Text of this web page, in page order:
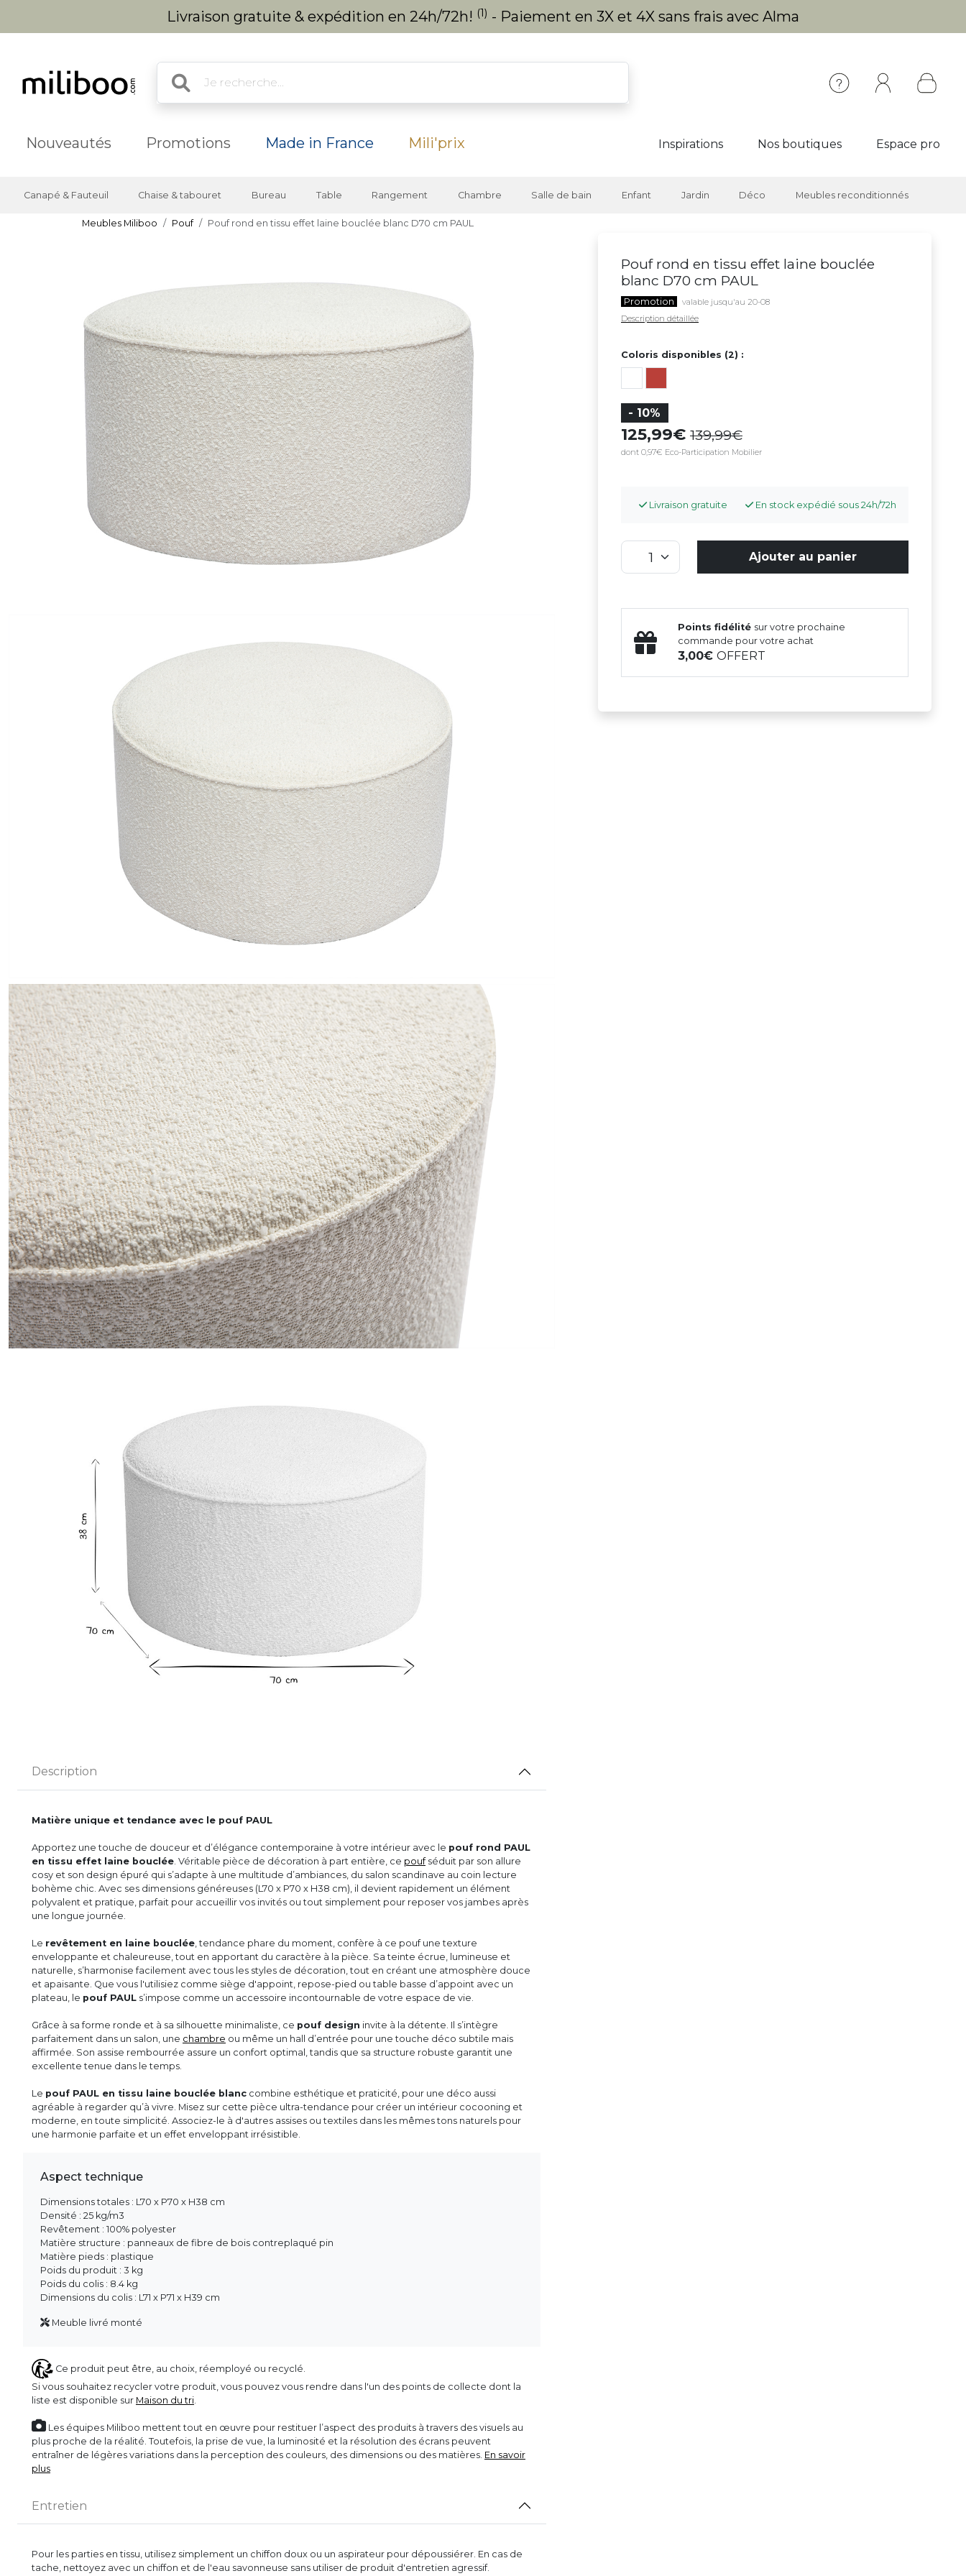
Livraison gratuite & expédition en 24h/72h! (1) - Paiement en 3X et 4X sans frais avec Alma
Nouveautés Promotions Made in France Mili'prix Inspirations Nos boutiques Espace pro
Canapé & Fauteuil Chaise & tabouret Bureau Table Rangement Chambre Salle de bain Enfant Jardin Déco Meubles reconditionnés
Meubles Miliboo Pouf Pouf rond en tissu effet laine bouclée blanc D70 cm PAUL
Pouf rond en tissu effet laine bouclée
blanc D70 cm PAUL
Promotion
valable jusqu'au 20-08
Description détaillée
Coloris disponibles (2) :
- 10%
125,99 139,99
dont 0,97€ Eco-Participation Mobilier
Livraison gratuite En stock expédié sous 24h/72h
Ajouter au panier
Points fidélité sur votre prochaine
commande pour votre achat
3,00OFFERT
Description
Matière unique et tendance avec le pouf PAUL
Apportez une touche de douceur et d’élégance contemporaine à votre intérieur avec le pouf rond PAUL
en tissu effet laine bouclée . Véritable pièce de décoration à part entière, ce poufséduit par son allure
cosy et son design épuré qui s’adapte à une multitude d’ambiances, du salon scandinave au coin lecture
bohème chic. Avec ses dimensions généreuses (L70 x P70 x H38 cm), il devient rapidement un élément
polyvalent et pratique, parfait pour accueillir vos invités ou tout simplement pour reposer vos jambes après
une longue journée.
Le revêtement en laine bouclée , tendance phare du moment, confère à ce pouf une texture
enveloppante et chaleureuse, tout en apportant du caractère à la pièce. Sa teinte écrue, lumineuse et
naturelle, s’harmonise facilement avec tous les styles de décoration, tout en créant une atmosphère douce
et apaisante. Que vous l'utilisiez comme siège d'appoint, repose-pied ou table basse d’appoint avec un
plateau, le pouf PAUL s’impose comme un accessoire incontournable de votre espace de vie.
Grâce à sa forme ronde et à sa silhouette minimaliste, ce pouf design invite à la détente. Il s’intègre
parfaitement dans un salon, une chambre ou même un hall d’entrée pour une touche déco subtile mais
affirmée. Son assise rembourrée assure un confort optimal, tandis que sa structure robuste garantit une
excellente tenue dans le temps.
Le pouf PAUL en tissu laine bouclée blanc combine esthétique et praticité, pour une déco aussi
agréable à regarder qu’à vivre. Misez sur cette pièce ultra-tendance pour créer un intérieur cocooning et
moderne, en toute simplicité. Associez-le à d'autres assises ou textiles dans les mêmes tons naturels pour
une harmonie parfaite et un effet enveloppant irrésistible.
Aspect technique
Dimensions totales : L70 x P70 x H38 cm
Densité : 25 kg/m3
Revêtement : 100% polyester
Matière structure : panneaux de fibre de bois contreplaqué pin
Matière pieds : plastique
Poids du produit : 3 kg
Poids du colis : 8.4 kg
Dimensions du colis : L71 x P71 x H39 cm
Meuble livré monté
Ce produit peut être, au choix, réemployé ou recyclé.
Si vous souhaitez recycler votre produit, vous pouvez vous rendre dans l'un des points de collecte dont la
liste est disponible sur Maison du tri.
Les équipes Miliboo mettent tout en œuvre pour restituer l’aspect des produits à travers des visuels au
plus proche de la réalité. Toutefois, la prise de vue, la luminosité et la résolution des écrans peuvent
entraîner de légères variations dans la perception des couleurs, des dimensions ou des matières. En savoir
plus
Entretien
Pour les parties en tissu, utilisez simplement un chiffon doux ou un aspirateur pour dépoussiérer. En cas de
tache, nettoyez avec un chiffon et de l'eau savonneuse sans utiliser de produit d'entretien agressif.